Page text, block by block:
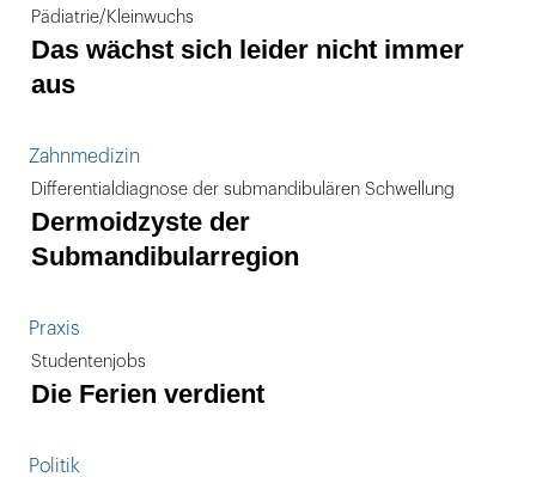
Pädiatrie/Kleinwuchs
Das wächst sich leider nicht immer
aus
Zahnmedizin
Differentialdiagnose der submandibulären Schwellung
Dermoidzyste der
Submandibularregion
Praxis
Studentenjobs
Die Ferien verdient
Politik